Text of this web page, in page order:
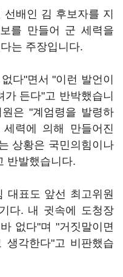
배인 김 후보자를 지
를 만들어 군 세력을
는 주장입니다.
다"면서 "이런 발언이
든다"고 반박했습니
은 "계엄령을 발령하
력에 의해 만들어진
상황은 국민의힘이나
반발했습니다.
대표도 앞선 최고위원
다. 내 귓속에 도청장
없다"며 "거짓말이면
생각한다"고 비판했습